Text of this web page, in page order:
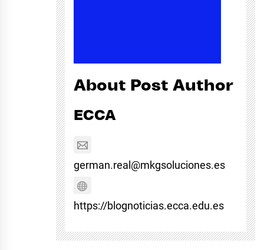
About Post Author
ECCA
german.real@mkgsoluciones.es
https://blognoticias.ecca.edu.es